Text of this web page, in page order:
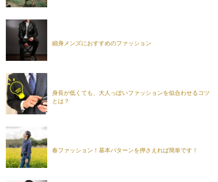
細身メンズにおすすめのファッション
身長が低くても、大人っぽいファッションを似合わせるコツ
とは？
春ファッション！基本パターンを押さえれば簡単です！